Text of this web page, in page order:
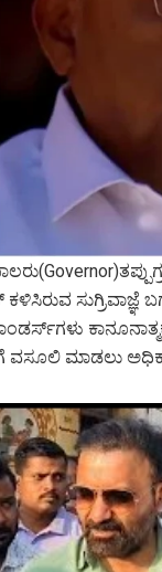
ಸುಗ್ರಿವಾಜ್ಞೆ
ವಸೂಲಿ ಮಾಡಲು